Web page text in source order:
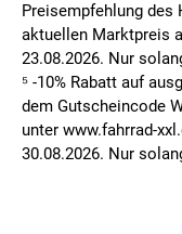
Preisempfehlung des
aktuellen Marktpreis
23.08.2026. Nur
⁵ -10% Rabatt auf
dem Gutscheincode
unter www.fahrrad-
30.08.2026. Nur